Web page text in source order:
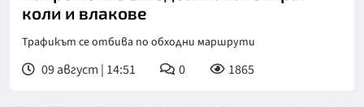
коли и влакове
Трафикът се отбива по обходни маршрути
09 август | 14:51 0 1865